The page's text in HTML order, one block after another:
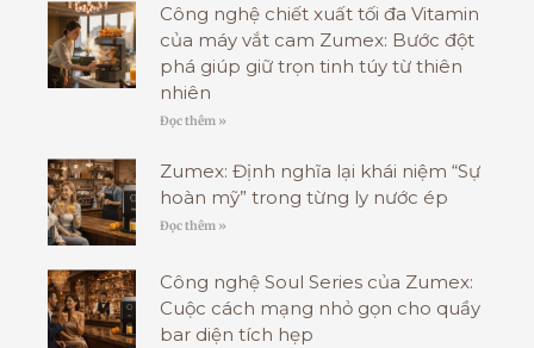
Công nghệ chiết xuất tối đa Vitamin
của máy vắt cam Zumex: Bước đột
phá giúp giữ trọn tinh túy từ thiên
nhiên
Đọc thêm »
Zumex: Định nghĩa lại khái niệm “Sự
hoàn mỹ” trong từng ly nước ép
Đọc thêm »
Công nghệ Soul Series của Zumex:
Cuộc cách mạng nhỏ gọn cho quầy
bar diện tích hẹp